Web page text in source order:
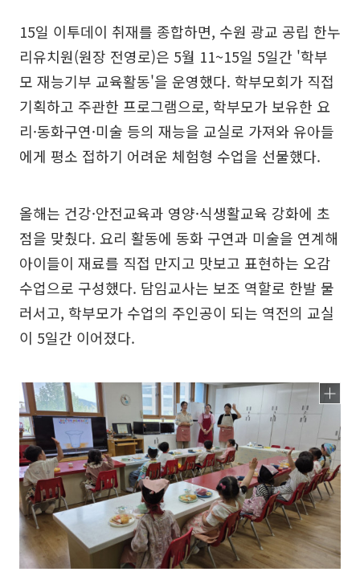
15일 이투데이 취재를 종합하면, 수원 광교 공립 한누
리유치원(원장 전영로)은 5월 11~15일 5일간 '학부
모 재능기부 교육활동'을 운영했다. 학부모회가 직접
기획하고 주관한 프로그램으로, 학부모가 보유한 요
리·동화구연·미술 등의 재능을 교실로 가져와 유아들
에게 평소 접하기 어려운 체험형 수업을 선물했다.
올해는 건강·안전교육과 영양·식생활교육 강화에 초
점을 맞췄다. 요리 활동에 동화 구연과 미술을 연계해
아이들이 재료를 직접 만지고 맛보고 표현하는 오감
수업으로 구성했다. 담임교사는 보조 역할로 한발 물
러서고, 학부모가 수업의 주인공이 되는 역전의 교실
이 5일간 이어졌다.